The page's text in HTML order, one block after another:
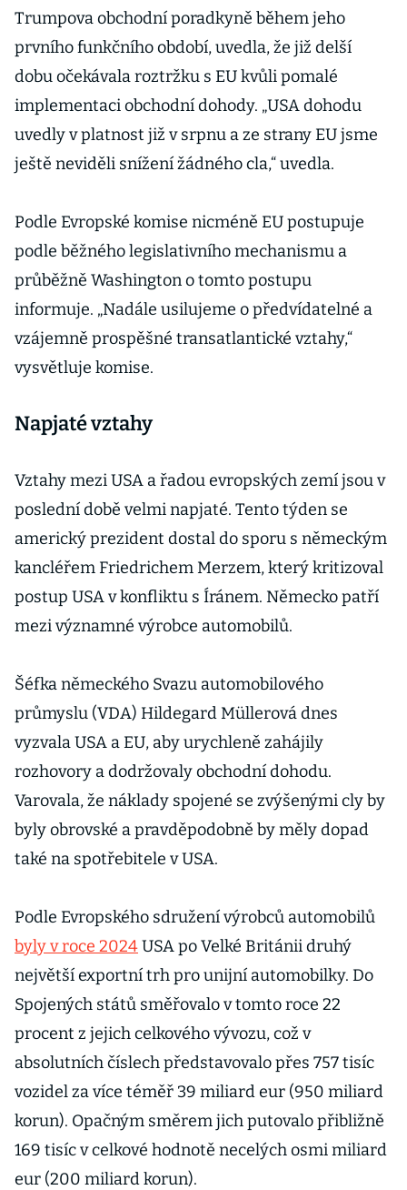
Trumpova obchodní poradkyně během jeho
prvního funkčního období, uvedla, že již delší
dobu očekávala roztržku s EU kvůli pomalé
implementaci obchodní dohody. „USA dohodu
uvedly v platnost již v srpnu a ze strany EU jsme
ještě neviděli snížení žádného cla,“ uvedla.
Podle Evropské komise nicméně EU postupuje
podle běžného legislativního mechanismu a
průběžně Washington o tomto postupu
informuje. „Nadále usilujeme o předvídatelné a
vzájemně prospěšné transatlantické vztahy,“
vysvětluje komise.
Napjaté vztahy
Vztahy mezi USA a řadou evropských zemí jsou v
poslední době velmi napjaté. Tento týden se
americký prezident dostal do sporu s německým
kancléřem Friedrichem Merzem, který kritizoval
postup USA v konfliktu s Íránem. Německo patří
mezi významné výrobce automobilů.
Šéfka německého Svazu automobilového
průmyslu (VDA) Hildegard Müllerová dnes
vyzvala USA a EU, aby urychleně zahájily
rozhovory a dodržovaly obchodní dohodu.
Varovala, že náklady spojené se zvýšenými cly by
byly obrovské a pravděpodobně by měly dopad
také na spotřebitele v USA.
Podle Evropského sdružení výrobců automobilů
byly v roce 2024USA po Velké Británii druhý
největší exportní trh pro unijní automobilky. Do
Spojených států směřovalo v tomto roce 22
procent z jejich celkového vývozu, což v
absolutních číslech představovalo přes 757 tisíc
vozidel za více téměř 39 miliard eur (950 miliard
korun). Opačným směrem jich putovalo přibližně
169 tisíc v celkové hodnotě necelých osmi miliard
eur (200 miliard korun).